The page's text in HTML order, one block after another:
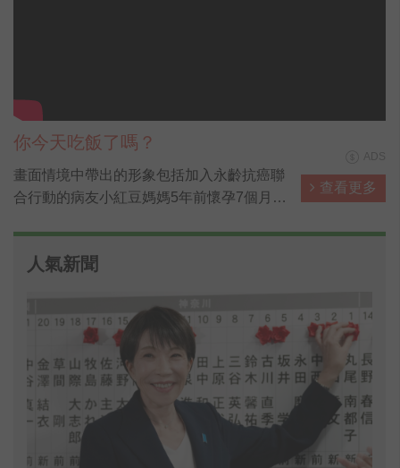
你今天吃飯了嗎？
畫面情境中帶出的形象包括加入永齡抗癌聯
合行動的病友小紅豆媽媽5年前懷孕7個月
了病情，現在孩子已經五歲了。
劃，希望能透過她的基因，幫助醫師們從她
所經歷的治療，為醫學找到一些線索，也希
望未來有一天，和她一樣的病人，可以有更
多的証據指引治療，減少不必要的治療副作
用。
查看更多
人氣新聞